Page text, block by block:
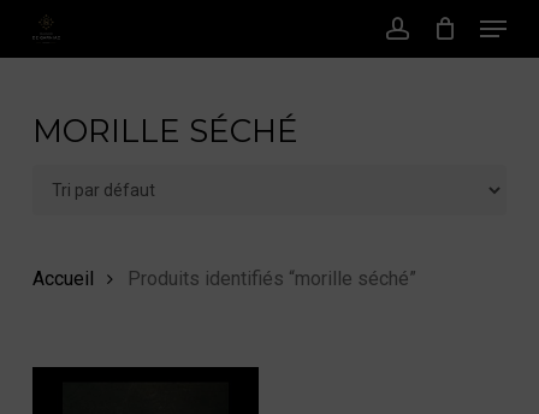
Passer
principal
Compte
Menu
MORILLE SÉCHÉ
Accueil Produits identifiés “morille séché”